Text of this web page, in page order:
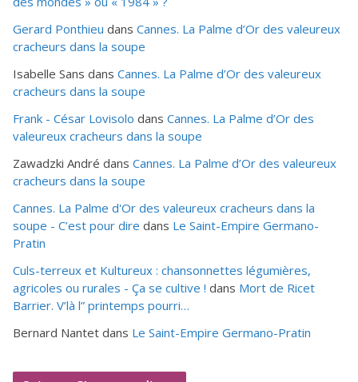
Gerard Ponthieu dans Cannes. La Palme d’Or des valeureux
cracheurs dans la soupe
Isabelle Sans dans Cannes. La Palme d’Or des valeureux
cracheurs dans la soupe
Frank - César Lovisolo dans Cannes. La Palme d’Or des
valeureux cracheurs dans la soupe
Zawadzki André dans Cannes. La Palme d’Or des valeureux
cracheurs dans la soupe
Cannes. La Palme d'Or des valeureux cracheurs dans la
soupe - C’est pour dire dans Le Saint-Empire Germano-
Pratin
Culs-terreux et Kultureux : chansonnettes légumières,
agricoles ou rurales - Ça se cultive ! dans Mort de Ricet
Barrier. V’là l” printemps pourri…
Bernard Nantet dans Le Saint-Empire Germano-Pratin